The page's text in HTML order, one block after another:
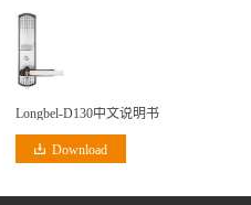
Longbel-D130中文说明书
Download